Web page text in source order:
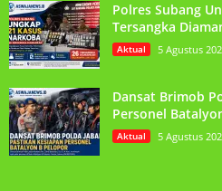
Polres Subang
Tersangka
Aktual 5 Agustus
Dansat Brimob
Personel
Aktual 5 Agustus